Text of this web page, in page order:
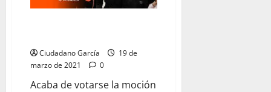
FÁCIL
Ciudadano García
19 de
marzo de 2021
0
Acaba de votarse la moción